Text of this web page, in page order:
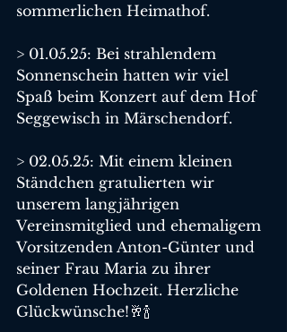
sommerlichen Heimathof.
> 01.05.25: Bei strahlendem
Sonnenschein hatten wir viel
Spaß beim Konzert auf dem Hof
Seggewisch in Märschendorf.
> 02.05.25: Mit einem kleinen
Ständchen gratulierten wir
unserem langjährigen
Vereinsmitglied und ehemaligem
Vorsitzenden Anton-Günter und
seiner Frau Maria zu ihrer
Goldenen Hochzeit. Herzliche
Glückwünsche!🥂🍾